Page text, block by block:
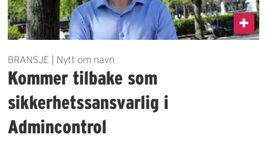
BRANSJE | Nytt om navn
Kommer tilbake som
sikkerhetssansvarlig i
Admincontrol